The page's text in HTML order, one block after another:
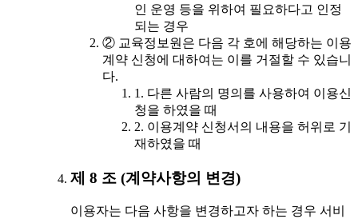
인 운영 등을 위하여 필요하다고 인정
되는 경우
② 교육정보원은 다음 각 호에 해당하는 이용
계약 신청에 대하여는 이를 거절할 수 있습니
다.
1. 다른 사람의 명의를 사용하여 이용신
청을 하였을 때
2. 이용계약 신청서의 내용을 허위로 기
재하였을 때
제 8 조 (계약사항의 변경)
이용자는 다음 사항을 변경하고자 하는 경우 서비